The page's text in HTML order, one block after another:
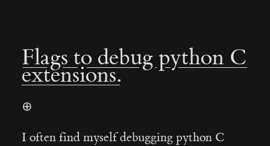
Flags to debug python C
extensions.
⊕
I often find myself debugging python C